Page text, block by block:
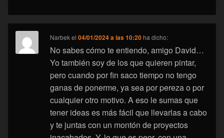
Narbekel04/01/2024 a las 10:20 ha dicho:
No sabes cómo te entiendo, amigo David…
Yo también soy de los que quieren pintar,
pero cuando por fin saco tiempo no tengo
ganas de ponerme, ya sea por pereza o por
cualquier otro motivo. A eso le sumas que
tener ideas es más fácil que llevarlas a cabo
y te juntas con un montón de proyectos